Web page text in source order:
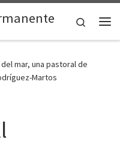
Search
mar, una pastoral de
Martos